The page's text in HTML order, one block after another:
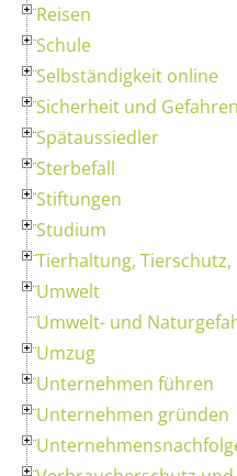
Reisen
Schule
Selbständigkeit online
Sicherheit und
Spätaussiedler
Sterbefall
Stiftungen
Studium
Tierhaltung, Tierschutz,
Umwelt
Umwelt- und
Umzug
Unternehmen führen
Unternehmen gründen